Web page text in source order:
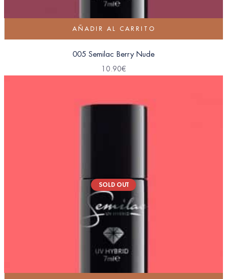
AÑADIR AL CARRITO
005 Semilac Berry Nude
10.90€
SOLD OUT